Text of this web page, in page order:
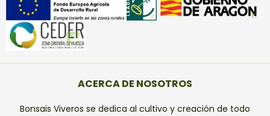
ACERCA DE NOSOTROS
Bonsais Viveros se dedica al cultivo y creación de todo